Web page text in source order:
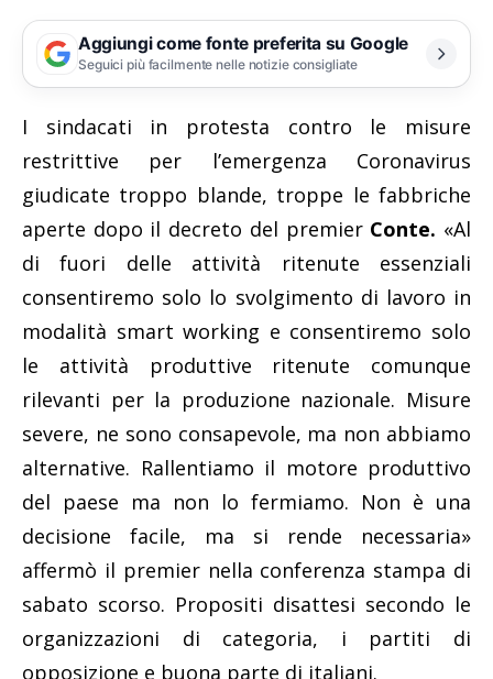
Aggiungi come fonte preferita su Google
Seguici più facilmente nelle notizie consigliate
I sindacati in protesta contro le misure
restrittive per l’emergenza Coronavirus
giudicate troppo blande, troppe le fabbriche
aperte dopo il decreto del premier Conte. «Al
di fuori delle attività ritenute essenziali
consentiremo solo lo svolgimento di lavoro in
modalità smart working e consentiremo solo
le attività produttive ritenute comunque
rilevanti per la produzione nazionale. Misure
severe, ne sono consapevole, ma non abbiamo
alternative. Rallentiamo il motore produttivo
del paese ma non lo fermiamo. Non è una
decisione facile, ma si rende necessaria»
affermò il premier nella conferenza stampa di
sabato scorso. Propositi disattesi secondo le
organizzazioni di categoria, i partiti di
opposizione e buona parte di italiani.